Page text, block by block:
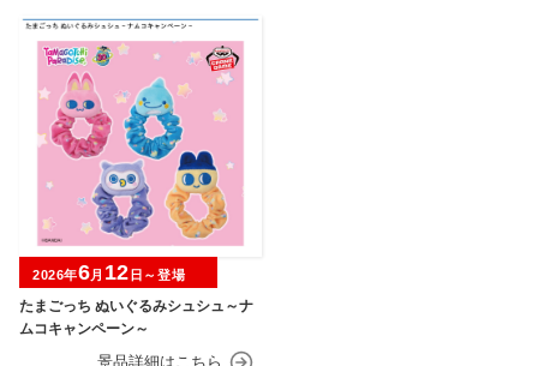
たまごっち ぬいぐるみシュシュ～ナ
ムコキャンペーン～
2026年6月 12 日～登場